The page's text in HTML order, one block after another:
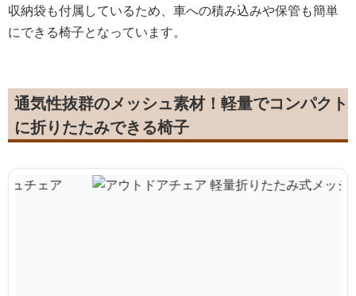
収納袋も付属しているため、車への積み込みや保管も簡単
にできる椅子となっています。
通気性抜群のメッシュ素材！軽量でコンパクト
に折りたたみできる椅子